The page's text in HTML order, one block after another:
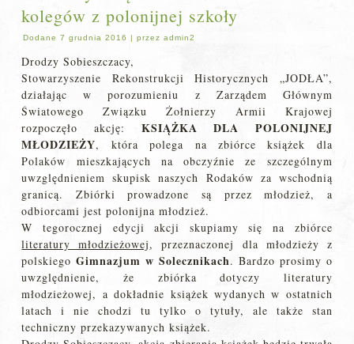
kolegów z polonijnej szkoły
Dodane 7 grudnia 2016 |przez admin2
Drodzy Sobieszczacy,
Stowarzyszenie Rekonstrukcji Historycznych „JODŁA”,
działając w porozumieniu z Zarządem Głównym
Światowego Związku Żołnierzy Armii Krajowej
rozpoczęło akcję: KSIĄŻKA DLA POLONIJNEJ
MŁODZIEŻY, która polega na zbiórce książek dla
Polaków mieszkających na obczyźnie ze szczególnym
uwzględnieniem skupisk naszych Rodaków za wschodnią
granicą. Zbiórki prowadzone są przez młodzież, a
odbiorcami jest polonijna młodzież.
W tegorocznej edycji akcji skupiamy się na zbiórce
literatury młodzieżowej, przeznaczonej dla młodzieży z
polskiegoGimnazjum w Solecznikach. Bardzo prosimy o
uwzględnienie, że zbiórka dotyczy literatury
młodzieżowej, a dokładnie książek wydanych w ostatnich
latach i nie chodzi tu tylko o tytuły, ale także stan
techniczny przekazywanych książek.